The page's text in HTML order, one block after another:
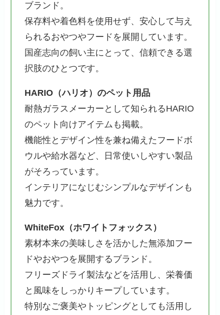
ブランド。
保存料や着色料を使用せず、安心して与え
られるおやつやフードを展開しています。
国産志向の飼い主にとって、信頼できる選
択肢のひとつです。
HARIO（ハリオ）のペット用品
耐熱ガラスメーカーとして知られるHARIO
のペット向けアイテムも掲載。
機能性とデザイン性を兼ね備えたフードボ
ウルや給水器など、日常使いしやすい製品
がそろっています。
インテリアになじむシンプルなデザインも
魅力です。
WhiteFox（ホワイトフォックス）
素材本来の美味しさを活かした無添加フー
ドやおやつを展開するブランド。
フリーズドライ製法などを活用し、栄養価
と風味をしっかりキープしています。
特別なご褒美やトッピングとしても活用し